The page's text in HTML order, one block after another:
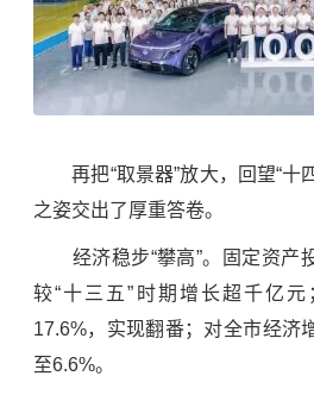
再把“取景器”放大，回望“十
之姿交出了厚重答卷。
经济稳步“攀高”。 固定资产
较“十三五”时期增长超千亿
17.6%，实现翻番；对全市经济
至6.6%。